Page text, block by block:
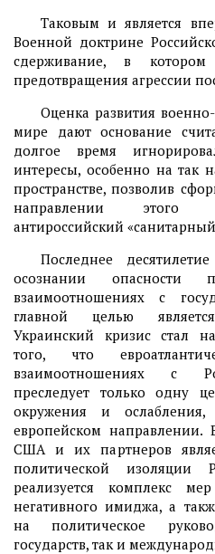
Таковым и является
Военной доктрине
сдерживание, в котором
предотвращения агрессии
Оценка развития
мире дают основание
долгое время
интересы, особенно на так
пространстве, позволив
направлении этого
антироссийский
Последнее
осознании опасности
взаимоотношениях с
главной целью
Украинский кризис стал
того, что
взаимоотношениях с
преследует только одну
окружения и
европейском направлении.
США и их партнеров
политической
реализуется комплекс
негативного имиджа, а
на политическое
государств, так и